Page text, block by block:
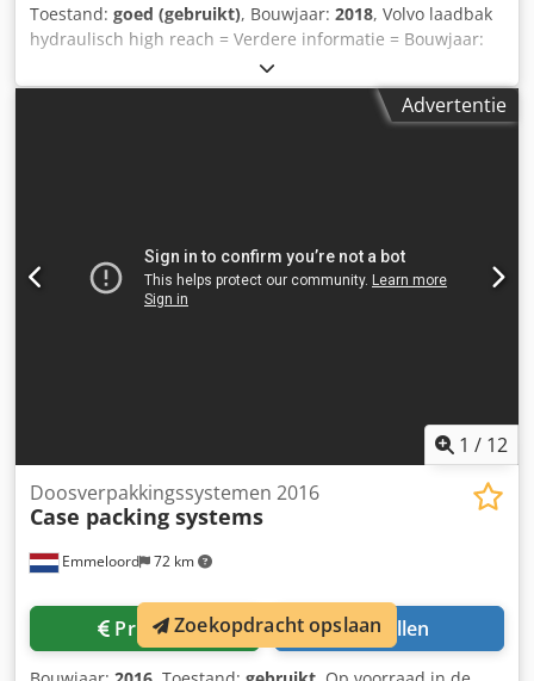
Toestand: goed (gebruikt), Bouwjaar: 2018, Volvo laadbak
hydraulisch high reach = Verdere informatie = Bouwjaar:
2018 Toepasselijk voor: Bouwmachines Snelwisselsysteem:
Ja Technische staat: goed Optische staat: goed Neem
contact op met Gerrit Haverhoek voor meer informatie.
Advertentie
1 / 12
Emmeloord 72 km
Doosverpakkingssystemen 2016
Case packing systems
Prijsinfo Bellen
Zoekopdracht opslaan